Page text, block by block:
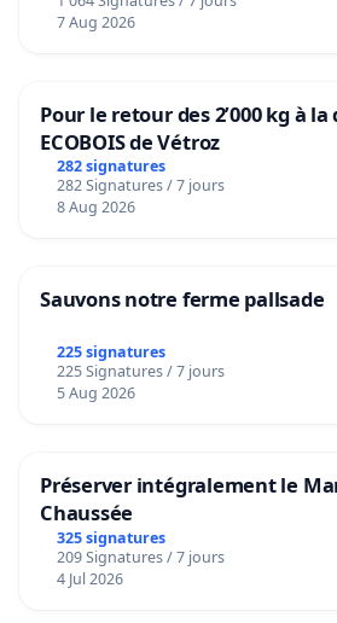
7 Aug 2026
Pour le retour des 2’000 kg à
ECOBOIS de Vétroz
282 signatures
282 Signatures / 7 jours
8 Aug 2026
Sauvons notre ferme pallsade
225 signatures
225 Signatures / 7 jours
5 Aug 2026
Préserver intégralement le
Chaussée
325 signatures
209 Signatures / 7 jours
4 Jul 2026